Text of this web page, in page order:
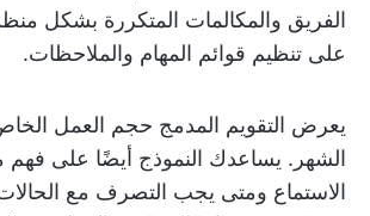
الفريق والمكالمات المتكررة بشكل
على تنظيم قوائم المهام والملاحظات.
يعرض التقويم المدمج حجم العمل
الشهر. يساعدك النموذج أيضًا على
الاستماع ومتى يجب التصرف مع الحالات